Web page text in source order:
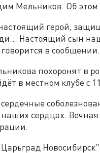
Мельников. Об
герой,
Настоящий сын
в сообщении.
похоронят в
в местном клубе с
наших сердцах.